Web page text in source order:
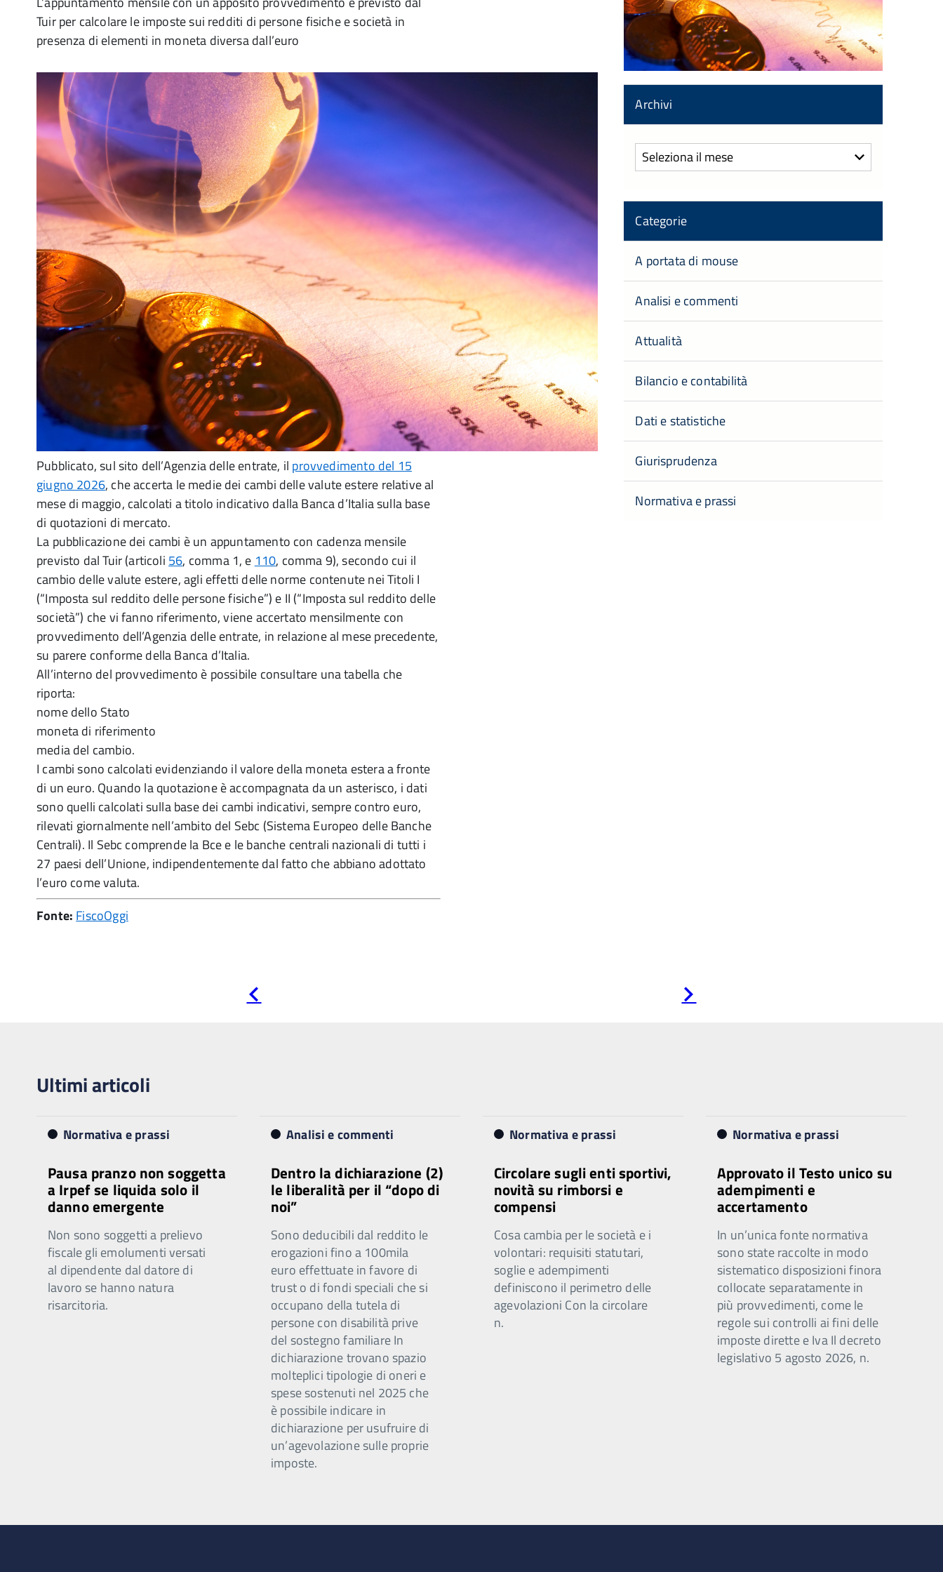
Tuir per calcolare le imposte sui redditi di persone fisiche e società in
presenza di elementi in moneta diversa dall’euro
Pubblicato, sul sito dell’Agenzia delle entrate, il provvedimento del 15
giugno 2026, che accerta le medie dei cambi delle valute estere relative al
mese di maggio, calcolati a titolo indicativo dalla Banca d’Italia sulla base
di quotazioni di mercato.
La pubblicazione dei cambi è un appuntamento con cadenza mensile
previsto dal Tuir (articoli 56, comma 1, e 110, comma 9), secondo cui il
cambio delle valute estere, agli effetti delle norme contenute nei Titoli I
(“Imposta sul reddito delle persone fisiche”) e II (“Imposta sul reddito delle
società”) che vi fanno riferimento, viene accertato mensilmente con
provvedimento dell’Agenzia delle entrate, in relazione al mese precedente,
su parere conforme della Banca d’Italia.
All’interno del provvedimento è possibile consultare una tabella che
riporta:
nome dello Stato
moneta di riferimento
media del cambio.
I cambi sono calcolati evidenziando il valore della moneta estera a fronte
di un euro. Quando la quotazione è accompagnata da un asterisco, i dati
sono quelli calcolati sulla base dei cambi indicativi, sempre contro euro,
rilevati giornalmente nell’ambito del Sebc (Sistema Europeo delle Banche
Centrali). Il Sebc comprende la Bce e le banche centrali nazionali di tutti i
27 paesi dell’Unione, indipendentemente dal fatto che abbiano adottato
l’euro come valuta.
Fonte: FiscoOggi
Archivi
Archivi
Categorie
A portata di mouse
Analisi e commenti
Attualità
Bilancio e contabilità
Dati e statistiche
Giurisprudenza
Normativa e prassi
precedente successiva
Ultimi articoli
Normativa e prassi
Pausa pranzo non soggetta
a Irpef se liquida solo il
danno emergente
Non sono soggetti a prelievo
fiscale gli emolumenti versati
al dipendente dal datore di
lavoro se hanno natura
risarcitoria.
Analisi e commenti
Dentro la dichiarazione (2)
le liberalità per il “dopo di
noi”
Sono deducibili dal reddito le
erogazioni fino a 100mila
euro effettuate in favore di
trust o di fondi speciali che si
occupano della tutela di
persone con disabilità prive
del sostegno familiare In
dichiarazione trovano spazio
molteplici tipologie di oneri e
spese sostenuti nel 2025 che
è possibile indicare in
dichiarazione per usufruire di
un’agevolazione sulle proprie
imposte.
Normativa e prassi
Circolare sugli enti sportivi,
novità su rimborsi e
compensi
Cosa cambia per le società e i
volontari: requisiti statutari,
soglie e adempimenti
definiscono il perimetro delle
agevolazioni Con la circolare
n.
Normativa e prassi
Approvato il Testo unico su
adempimenti e
accertamento
In un’unica fonte normativa
sono state raccolte in modo
sistematico disposizioni finora
collocate separatamente in
più provvedimenti, come le
regole sui controlli ai fini delle
imposte dirette e Iva Il decreto
legislativo 5 agosto 2026, n.